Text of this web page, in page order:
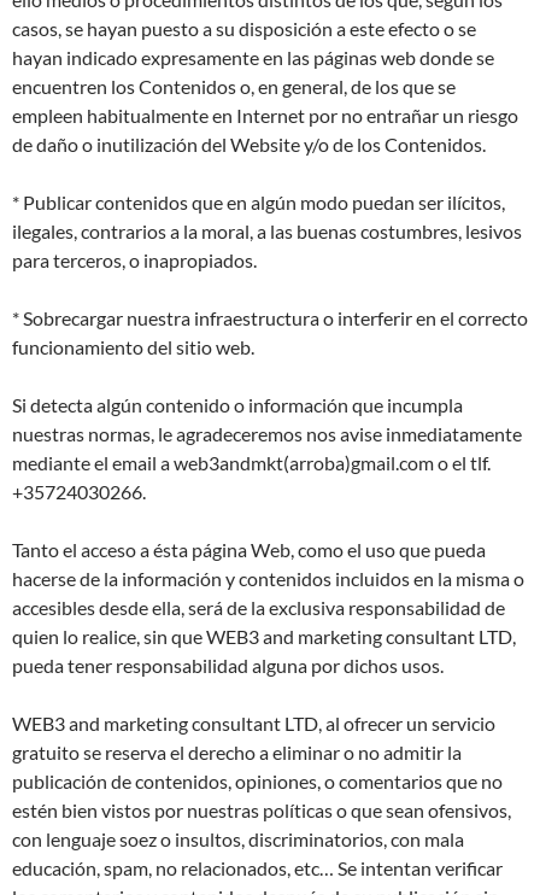
casos, se hayan puesto a su disposición a este efecto o se
hayan indicado expresamente en las páginas web donde se
encuentren los Contenidos o, en general, de los que se
empleen habitualmente en Internet por no entrañar un riesgo
de daño o inutilización del Website y/o de los Contenidos.
* Publicar contenidos que en algún modo puedan ser ilícitos,
ilegales, contrarios a la moral, a las buenas costumbres, lesivos
para terceros, o inapropiados.
* Sobrecargar nuestra infraestructura o interferir en el correcto
funcionamiento del sitio web.
Si detecta algún contenido o información que incumpla
nuestras normas, le agradeceremos nos avise inmediatamente
mediante el email a web3andmkt(arroba)gmail.com o el tlf.
+35724030266.
Tanto el acceso a ésta página Web, como el uso que pueda
hacerse de la información y contenidos incluidos en la misma o
accesibles desde ella, será de la exclusiva responsabilidad de
quien lo realice, sin que WEB3 and marketing consultant LTD,
pueda tener responsabilidad alguna por dichos usos.
WEB3 and marketing consultant LTD, al ofrecer un servicio
gratuito se reserva el derecho a eliminar o no admitir la
publicación de contenidos, opiniones, o comentarios que no
estén bien vistos por nuestras políticas o que sean ofensivos,
con lenguaje soez o insultos, discriminatorios, con mala
educación, spam, no relacionados, etc… Se intentan verificar